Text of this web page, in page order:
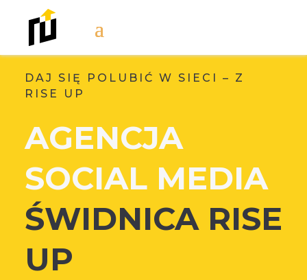
DAJ SIĘ POLUBIĆ W SIECI – Z
RISE UP
AGENCJA
SOCIAL MEDIA
ŚWIDNICA RISE
UP